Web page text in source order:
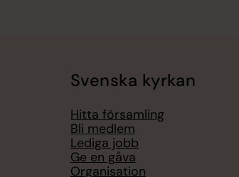
Svenska kyrkan
Hitta församling
Bli medlem
Lediga jobb
Ge en gåva
Organisation